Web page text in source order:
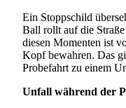
Ein Stoppschild
Ball rollt auf die
diesen Momenten ist
Kopf bewahren. Das
Probefahrt zu einem
Unfall während der